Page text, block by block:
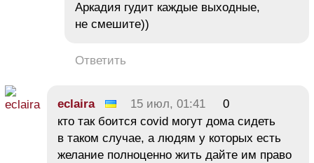
Аркадия гудит каждые выходные,
не смешите))
Ответить
eclaira 15 июл, 01:41
0
кто так боится covid могут дома сидеть
в таком случае, а людям у которых есть
желание полноценно жить дайте им право